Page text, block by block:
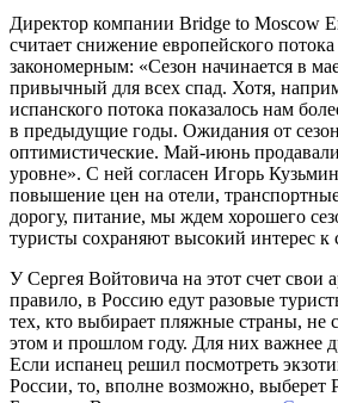
Директор компании Bridge to Moscow
считает снижение европейского
закономерным: «Сезон начинается в
привычный для всех спад. Хотя,
испанского потока показалось нам
в предыдущие годы. Ожидания от
оптимистические. Май-июнь
уровне». С ней согласен Игорь
повышение цен на отели,
дорогу, питание, мы ждем хорошего
туристы сохраняют высокий интерес к
У Сергея Войтовича на этот счет свои
правило, в Россию едут разовые
тех, кто выбирает пляжные страны, не
этом и прошлом году. Для них важнее
Если испанец решил посмотреть
России, то, вполне возможно, выберет